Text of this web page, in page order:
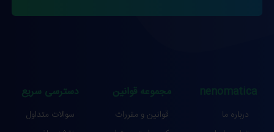
nenomatica
درباره ما
مجموعه قوانین
قوانین و مقررات
دسترسی سریع
سوالات متداول